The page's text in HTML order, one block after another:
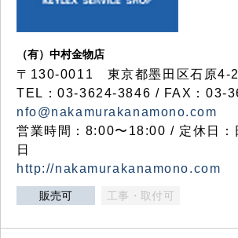
（有）中村金物店
〒130-0011 東京都墨田区石原4-
TEL：03-3624-3846 / FAX：03-
nfo@nakamurakanamono.com
営業時間：8:00〜18:00 / 定休日：
日
http://nakamurakanamono.com
販売可 工事・取付可